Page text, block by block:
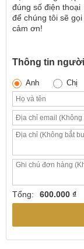
đúng số điện thoại
để chúng tôi sẽ
cảm ơn!
Thông tin
Anh Chị
Tổng: 600.000 ₫